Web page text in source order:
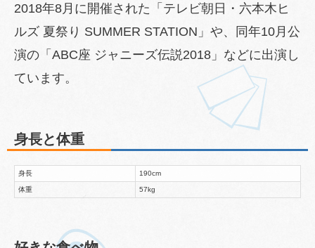
2018年8月に開催された「テレビ朝日・六本木ヒ
ルズ 夏祭り SUMMER STATION」や、同年10月公
演の「ABC座 ジャニーズ伝説2018」などに出演し
ています。
身長と体重
身長 190cm
体重 57kg